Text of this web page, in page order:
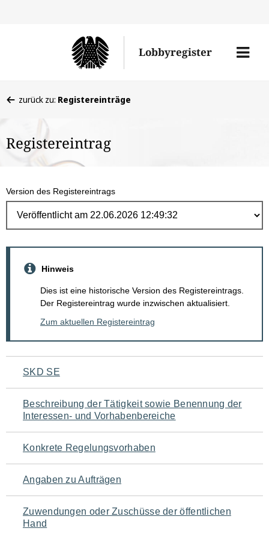
Lobbyregister
Menü
befinden
hier:
zurück zu: Registereinträge
Registereintrag
Version des Registereintrags
Hinweis
Dies ist eine historische Version des Registereintrags.
Der Registereintrag wurde inzwischen aktualisiert.
Zum aktuellen Registereintrag
Navigation
für
den
Seiteninhalt
SKD SE
Beschreibung der Tätigkeit sowie Benennung der
Interessen- und Vorhabenbereiche
Konkrete Regelungsvorhaben
Angaben zu Aufträgen
Zuwendungen oder Zuschüsse der öffentlichen
Hand